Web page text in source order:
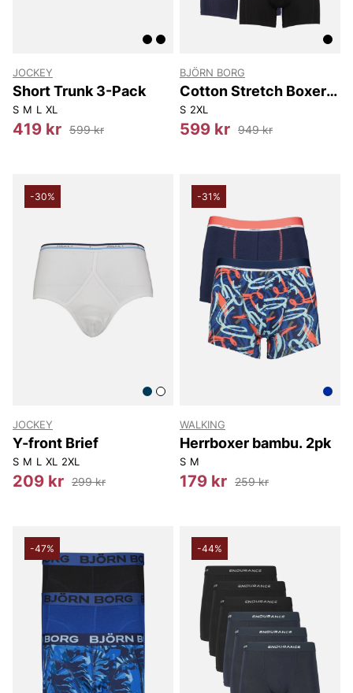
JOCKEY
Short Trunk 3-Pack
S M L XL
419 kr 599 kr
BJÖRN BORG
Cotton Stretch Boxer
7P
S 2XL
599 kr 949 kr
-30%
JOCKEY
Y-front Brief
S M L XL 2XL
209 kr 299 kr
-31%
WALKING
Herrboxer bambu. 2pk
S M
179 kr 259 kr
-47% -44%